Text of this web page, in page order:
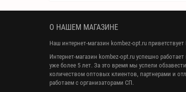
О НАШЕМ МАГАЗИНЕ
Наш интернет-магазин kombez-opt.ru приветствует
Интернет-магазин kombez-opt.ru успешно работает
уже более 5 лет. За это время мы успели
количеством оптовых клиентов, партнерами и
работаем с организаторами СП.